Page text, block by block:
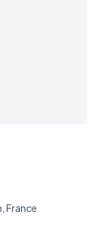
France